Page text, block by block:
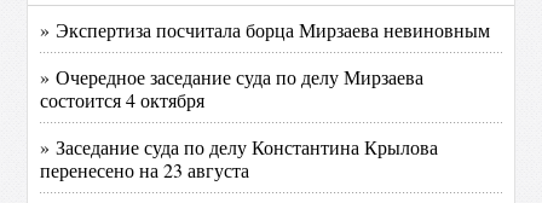
» Экспертиза посчитала борца Мирзаева невиновным
» Очередное заседание суда по делу Мирзаева
состоится 4 октября
» Заседание суда по делу Константина Крылова
перенесено на 23 августа